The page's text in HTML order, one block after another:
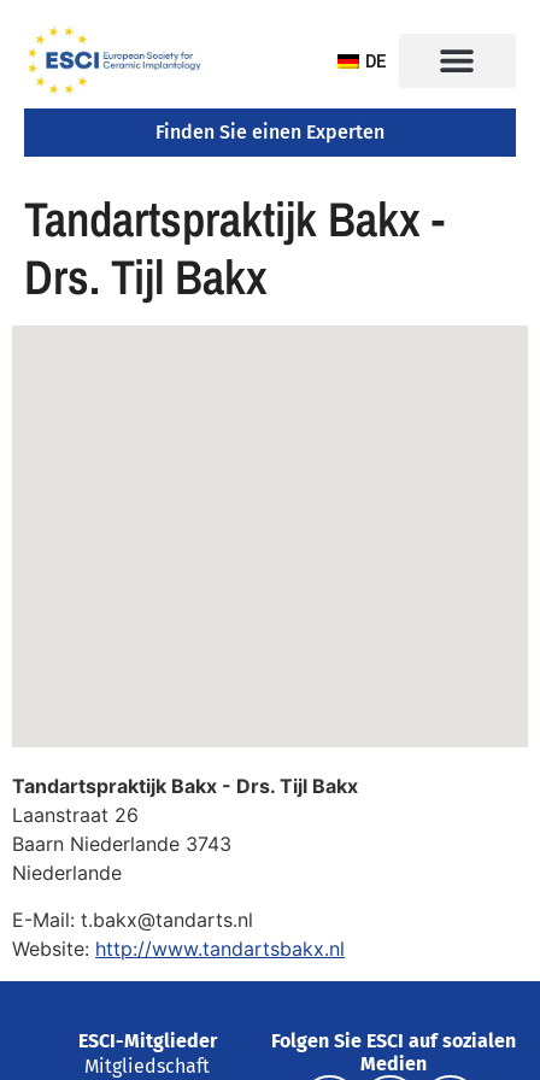
DE
Finden Sie einen Experten
Tandartspraktijk Bakx -
Drs. Tijl Bakx
Tandartspraktijk Bakx - Drs. Tijl Bakx
Laanstraat 26
Baarn Niederlande 3743
Niederlande
E-Mail: t.bakx@tandarts.nl
Website: http://www.tandartsbakx.nl
ESCI-Mitglieder
Mitgliedschaft
Folgen Sie ESCI auf sozialen
Medien